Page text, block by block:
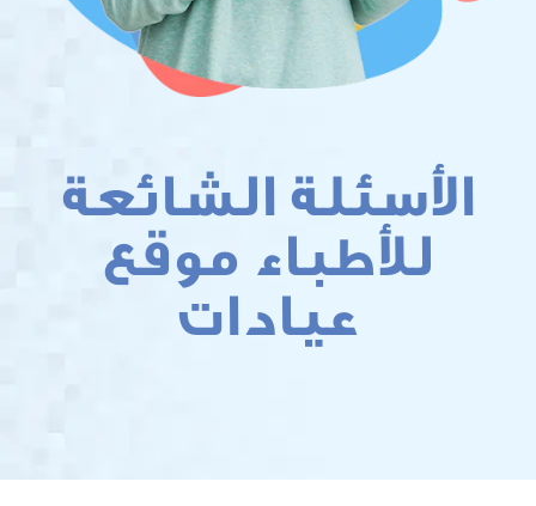
الشائعة
موقع
عيادات